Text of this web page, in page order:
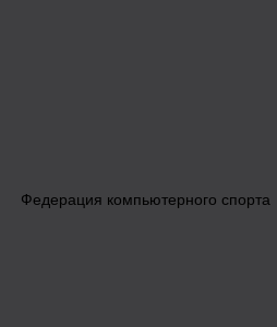
Федерация компьютерного спорта